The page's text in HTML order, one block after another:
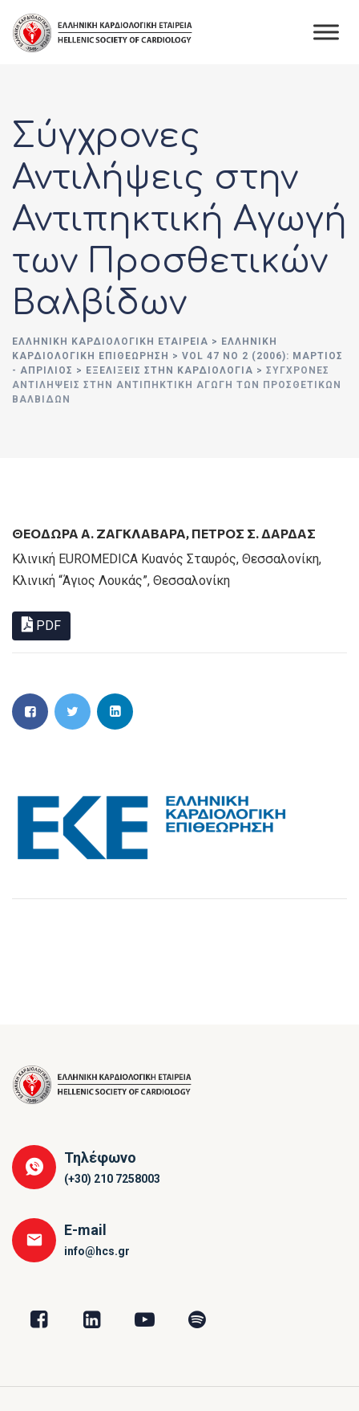
content
Σύγχρονες
Αντιλήψεις στην
Αντιπηκτική Αγωγή
των Προσθετικών
Βαλβίδων
ΕΛΛΗΝΙΚΉ ΚΑΡΔΙΟΛΟΓΙΚΉ ΕΤΑΙΡΕΊΑ > ΕΛΛΗΝΙΚΗ
ΚΑΡΔΙΟΛΟΓΙΚΗ ΕΠΙΘΕΩΡΗΣΗ > VOL 47 NO 2 (2006): ΜΆΡΤΙΟΣ
- ΑΠΡΊΛΙΟΣ > ΕΞΕΛΙΞΕΙΣ ΣΤΗΝ ΚΑΡΔΙΟΛΟΓΙΑ > ΣΎΓΧΡΟΝΕΣ
ΑΝΤΙΛΉΨΕΙΣ ΣΤΗΝ ΑΝΤΙΠΗΚΤΙΚΉ ΑΓΩΓΉ ΤΩΝ ΠΡΟΣΘΕΤΙΚΏΝ
ΒΑΛΒΊΔΩΝ
ΘΕΟΔΩΡΑ Α. ΖΑΓΚΛΑΒΑΡΑ, ΠΕΤΡΟΣ Σ. ΔΑΡΔΑΣ
Κλινική EUROMEDICA Κυανός Σταυρός, Θεσσαλονίκη,
Κλινική “Άγιος Λουκάς”, Θεσσαλονίκη
PDF
Τηλέφωνο
(+30) 210 7258003
E-mail
info@hcs.gr